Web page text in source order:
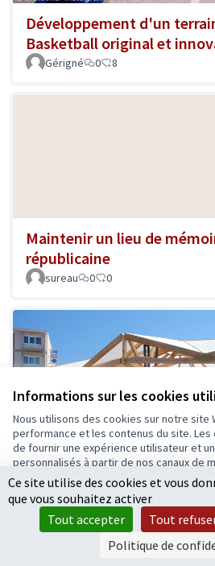
Informations sur les cookies
Nous utilisons des cookies sur notre site
performance et les contenus du site.
de fournir une expérience utilisateur et
personnalisés à partir de nos canaux de
Tout accepter
Accepter seulement les
Paramètres
Développement d'un
Basketball original et
Gérigné 0 8
Maintenir un lieu de
républicaine
sureau 0 0
Un jeu pour la famille, un
Ce site utilise des cookies et vous
que vous souhaitez activer
Tout accepter
Tout
Politique de